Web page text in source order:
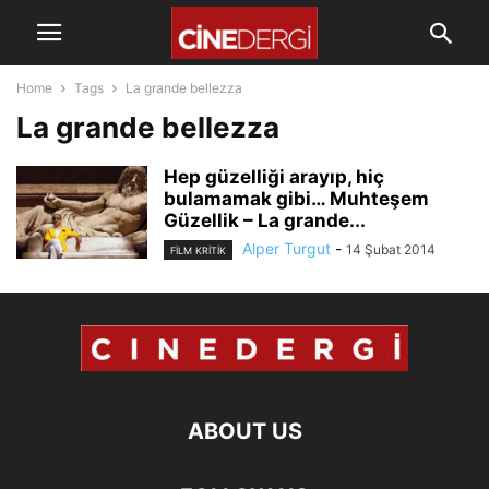
Home Tags La grande bellezza
La grande bellezza
Hep güzelliği arayıp, hiç
bulamamak gibi… Muhteşem
Güzellik – La grande...
FILM KRITIK Alper Turgut - 14 Şubat 2014
ABOUT US